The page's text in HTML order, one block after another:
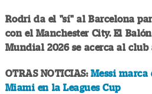
Rodri da el "sí" al Barcelona
con el Manchester City. El
Mundial 2026 se acerca al club
OTRAS NOTICIAS: Messi marca
Miami en la Leagues Cup